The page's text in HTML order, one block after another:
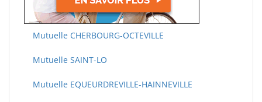
Mutuelle CHERBOURG-OCTEVILLE
Mutuelle SAINT-LO
Mutuelle EQUEURDREVILLE-HAINNEVILLE